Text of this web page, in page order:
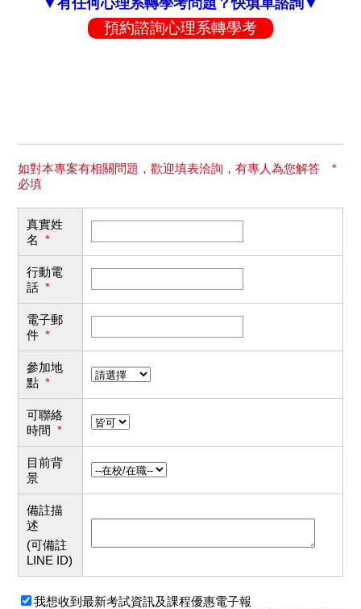
預約諮詢心理系轉學考
如對本專案有相關問題，歡迎填表洽詢，有專人為您解答 *
必填
真實姓
名 *
行動電
話 *
電子郵
件 *
參加地
點 *
可聯絡
時間 *
目前背
景
備註描
述
(可備註
LINE ID)
我想收到最新考試資訊及課程優惠電子報